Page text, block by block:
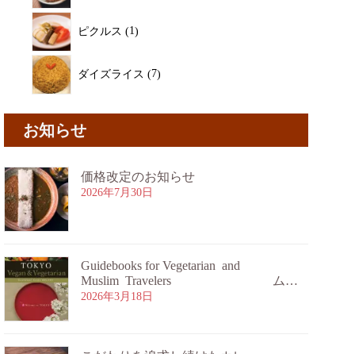
ピクルス 1
ダイズライス 7
お知らせ
価格改定のお知らせ
2026年7月30日
Guidebooks for Vegetarian and
Muslim Travelers ムス
リム旅行者・ベジタリアン旅行者向け
2026年3月18日